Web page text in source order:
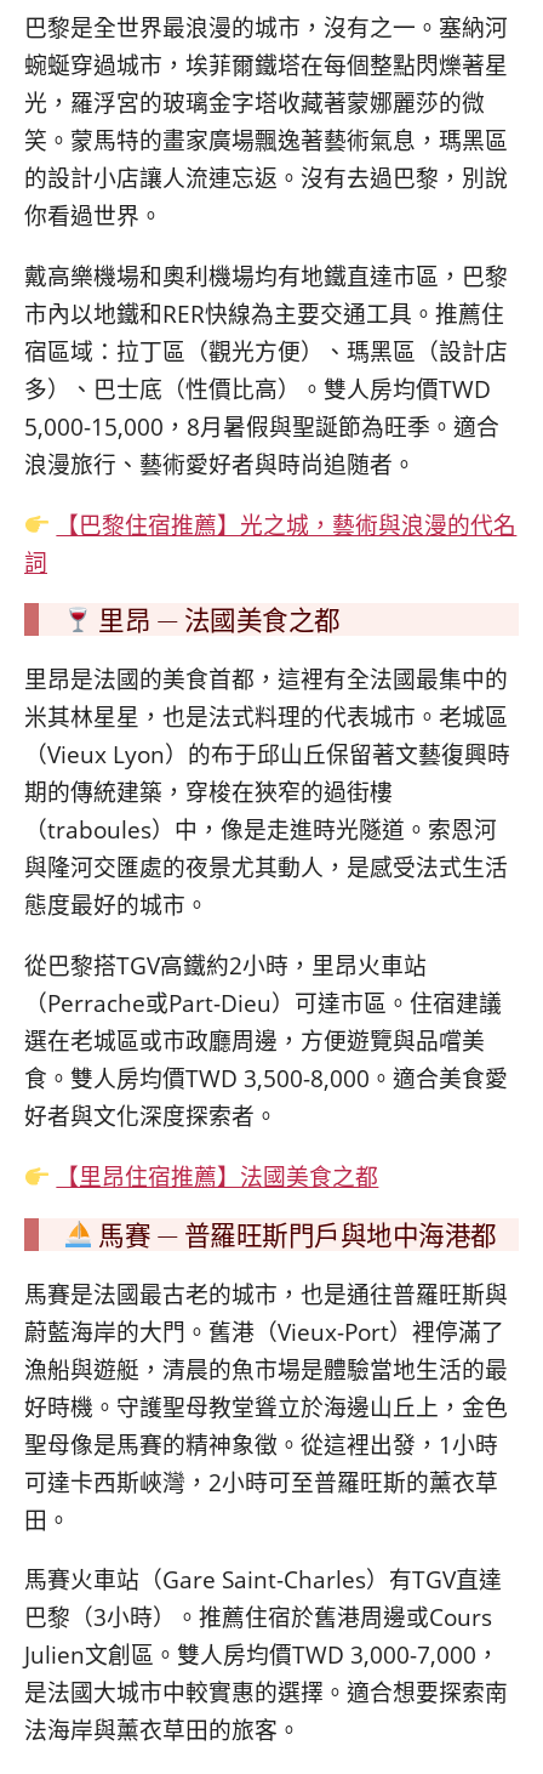
巴黎是全世界最浪漫的城市，沒有之一。塞納河
蜿蜒穿過城市，埃菲爾鐵塔在每個整點閃爍著星
光，羅浮宮的玻璃金字塔收藏著蒙娜麗莎的微
笑。蒙馬特的畫家廣場飄逸著藝術氣息，瑪黑區
的設計小店讓人流連忘返。沒有去過巴黎，別說
你看過世界。
戴高樂機場和奧利機場均有地鐵直達市區，巴黎
市內以地鐵和RER快線為主要交通工具。推薦住
宿區域：拉丁區（觀光方便）、瑪黑區（設計店
多）、巴士底（性價比高）。雙人房均價TWD
5,000-15,000，8月暑假與聖誕節為旺季。適合
浪漫旅行、藝術愛好者與時尚追随者。
【巴黎住宿推薦】光之城，藝術與浪漫的代名
詞
里昂 — 法國美食之都
里昂是法國的美食首都，這裡有全法國最集中的
米其林星星，也是法式料理的代表城市。老城區
（Vieux Lyon）的布于邱山丘保留著文藝復興時
期的傳統建築，穿梭在狹窄的過街樓
（traboules）中，像是走進時光隧道。索恩河
與隆河交匯處的夜景尤其動人，是感受法式生活
態度最好的城市。
從巴黎搭TGV高鐵約2小時，里昂火車站
（Perrache或Part-Dieu）可達市區。住宿建議
選在老城區或市政廳周邊，方便遊覽與品嚐美
食。雙人房均價TWD 3,500-8,000。適合美食愛
好者與文化深度探索者。
【里昂住宿推薦】法國美食之都
馬賽 — 普羅旺斯門戶與地中海港都
馬賽是法國最古老的城市，也是通往普羅旺斯與
蔚藍海岸的大門。舊港（Vieux-Port）裡停滿了
漁船與遊艇，清晨的魚市場是體驗當地生活的最
好時機。守護聖母教堂聳立於海邊山丘上，金色
聖母像是馬賽的精神象徵。從這裡出發，1小時
可達卡西斯峽灣，2小時可至普羅旺斯的薰衣草
田。
馬賽火車站（Gare Saint-Charles）有TGV直達
巴黎（3小時）。推薦住宿於舊港周邊或Cours
Julien文創區。雙人房均價TWD 3,000-7,000，
是法國大城市中較實惠的選擇。適合想要探索南
法海岸與薰衣草田的旅客。